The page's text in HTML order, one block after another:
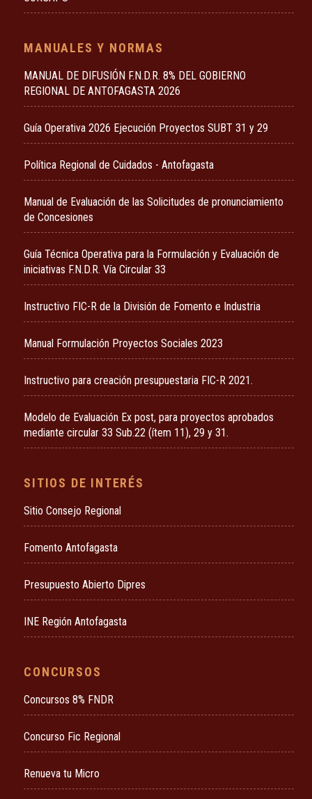
MANUALES Y NORMAS
MANUAL DE DIFUSIÓN F.N.D.R. 8% DEL GOBIERNO
REGIONAL DE ANTOFAGASTA 2026
Guía Operativa 2026 Ejecución Proyectos SUBT 31 y 29
Política Regional de Cuidados - Antofagasta
Manual de Evaluación de las Solicitudes de pronunciamiento
de Concesiones
Guía Técnica Operativa para la Formulación y Evaluación de
iniciativas F.N.D.R. Vía Circular 33
Instructivo FIC-R de la División de Fomento e Industria
Manual Formulación Proyectos Sociales 2023
Instructivo para creación presupuestaria FIC-R 2021.
Modelo de Evaluación Ex post, para proyectos aprobados
mediante circular 33 Sub.22 (ítem 11), 29 y 31.
SITIOS DE INTERÉS
Sitio Consejo Regional
Fomento Antofagasta
Presupuesto Abierto Dipres
INE Región Antofagasta
CONCURSOS
Concursos 8% FNDR
Concurso Fic Regional
Renueva tu Micro